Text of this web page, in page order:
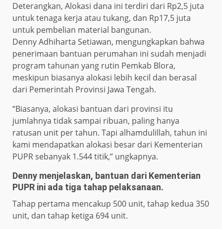
Deterangkan, Alokasi dana ini terdiri dari Rp2,5 juta
untuk tenaga kerja atau tukang, dan Rp17,5 juta
untuk pembelian material bangunan.
Denny Adhiharta Setiawan, mengungkapkan bahwa
penerimaan bantuan perumahan ini sudah menjadi
program tahunan yang rutin Pemkab Blora,
meskipun biasanya alokasi lebih kecil dan berasal
dari Pemerintah Provinsi Jawa Tengah.
“Biasanya, alokasi bantuan dari provinsi itu
jumlahnya tidak sampai ribuan, paling hanya
ratusan unit per tahun. Tapi alhamdulillah, tahun ini
kami mendapatkan alokasi besar dari Kementerian
PUPR sebanyak 1.544 titik,” ungkapnya.
Denny menjelaskan, bantuan dari Kementerian
PUPR ini ada tiga tahap pelaksanaan.
Tahap pertama mencakup 500 unit, tahap kedua 350
unit, dan tahap ketiga 694 unit.